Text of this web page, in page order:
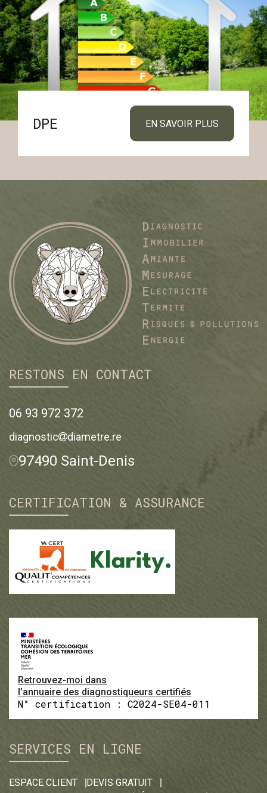
DPE EN SAVOIR PLUS
RESTONS EN CONTACT
06 93 972 372
diagnostic diametre.re
97490 Saint-Denis
CERTIFICATION & ASSURANCE
Retrouvez-moi dans
l’annuaire des diagnostiqueurs certifiés
N° certification : C2024-SE04-011
SERVICES EN LIGNE
ESPACE CLIENT
DEVIS GRATUIT